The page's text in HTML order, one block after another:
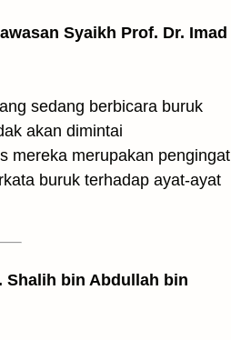
Syaikh Prof. Dr. Imad
sedang berbicara buruk
akan dimintai
mereka merupakan pengingat
buruk terhadap ayat-ayat
Shalih bin Abdullah bin